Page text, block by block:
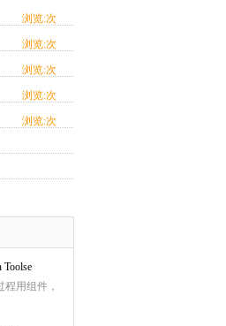
浏览:次
浏览:次
浏览:次
浏览:次
浏览:次
用组件，